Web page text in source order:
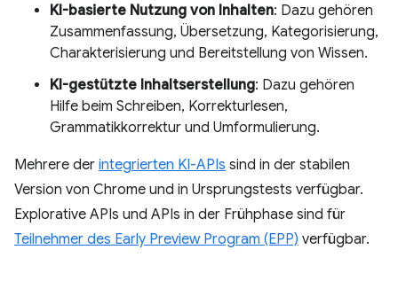
KI-basierte Nutzung von Inhalten: Dazu gehören
Zusammenfassung, Übersetzung, Kategorisierung,
Charakterisierung und Bereitstellung von Wissen.
KI-gestützte Inhaltserstellung: Dazu gehören
Hilfe beim Schreiben, Korrekturlesen,
Grammatikkorrektur und Umformulierung.
Mehrere der integrierten KI-APIs sind in der stabilen
Version von Chrome und in Ursprungstests verfügbar.
Explorative APIs und APIs in der Frühphase sind für
Teilnehmer des Early Preview Program (EPP) verfügbar.